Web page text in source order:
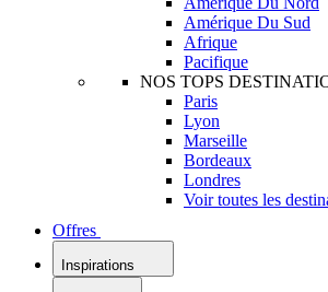
Amérique Du Sud
Afrique
Pacifique
NOS TOPS
Paris
Lyon
Marseille
Bordeaux
Londres
Voir toutes les
Offres
Inspirations